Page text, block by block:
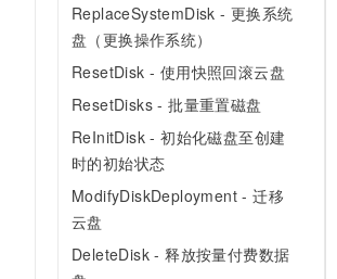
ReplaceSystemDisk - 更换系统
盘（更换操作系统）
ResetDisk - 使用快照回滚云盘
ResetDisks - 批量重置磁盘
ReInitDisk - 初始化磁盘至创建
时的初始状态
ModifyDiskDeployment - 迁移
云盘
DeleteDisk - 释放按量付费数据
迁移与运维管理
专有云